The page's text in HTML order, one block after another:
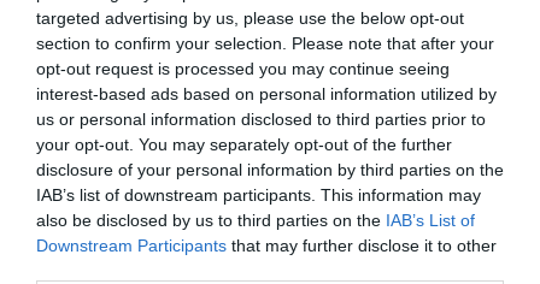
targeted advertising by us, please use the below opt-out
section to confirm your selection. Please note that after your
opt-out request is processed you may continue seeing
interest-based ads based on personal information utilized by
us or personal information disclosed to third parties prior to
your opt-out. You may separately opt-out of the further
disclosure of your personal information by third parties on the
IAB’s list of downstream participants. This information may
also be disclosed by us to third parties on the IAB’s List of
Downstream Participants that may further disclose it to other
χρονικό διάστημα.
ΔΗΜΟΦΙΛΗ